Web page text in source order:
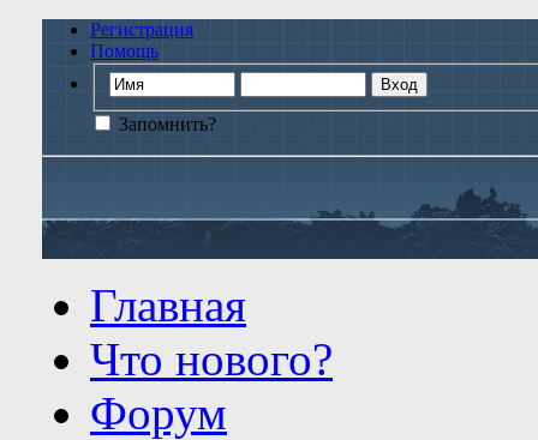
Регистрация
Помощь
Запомнить?
Главная
Что нового?
Форум